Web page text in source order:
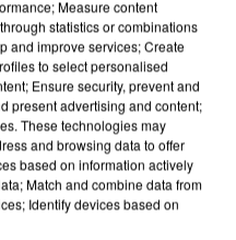
Measure content
statistics or combinations
and improve services; Create
to select personalised
Ensure security, prevent and
present advertising and content;
These technologies may
and browsing data to offer
based on information actively
Match and combine data from
Identify devices based on